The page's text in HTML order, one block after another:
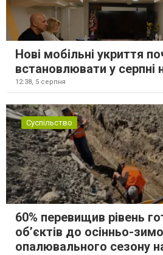
Нові мобільні укриття
встановлювати у серпні
12:38, 5 серпня
Суспільство
60% перевищив рівень
об’єктів до осінньо-
опалювального сезону